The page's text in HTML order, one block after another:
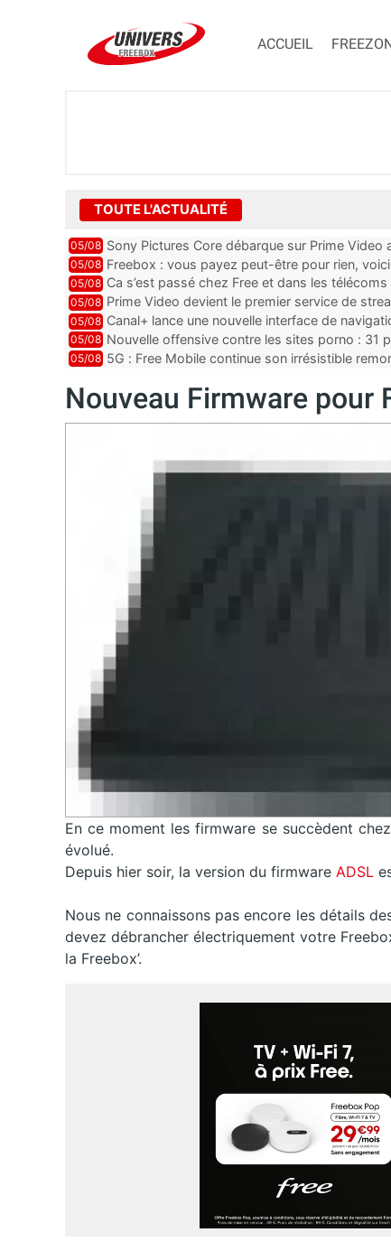
ACCUEIL
TOUTE L'ACTUALITÉ
05/08 Sony Pictures Core débarque sur Prime
05/08 Freebox : vous payez peut-être pour rien,
abonnements TV oubliés
05/08 Ca s’est passé chez Free et dans les
pointe le bout de...
05/08 Prime Video devient le premier service de
ce lancement
05/08 Canal+ lance une nouvelle interface de
05/08 Nouvelle offensive contre les sites porno : 31
par Orange, Free, SF...
05/08 5G : Free Mobile continue son irrésistible
Nouveau Firmware pour
En ce moment les firmware se succèdent
évolué.
Depuis hier soir, la version du firmware ADSL
Nous ne connaissons pas encore les détails
devez débrancher électriquement votre
la Freebox’.